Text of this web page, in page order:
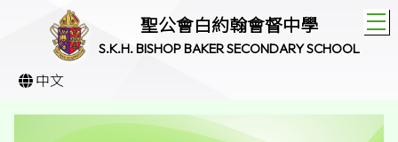
聖公會白約翰會督中學
S.K.H. BISHOP BAKER SECONDARY SCHOOL
中文